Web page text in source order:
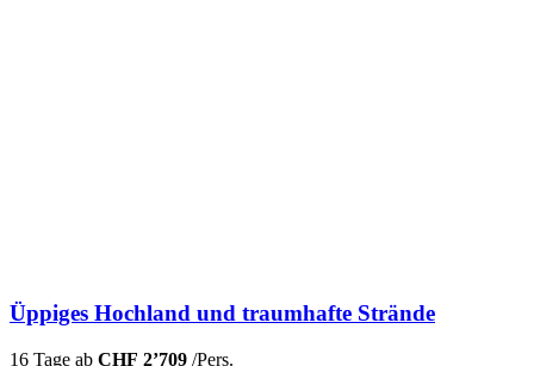
Üppiges Hochland und traumhafte Strände
16 Tage ab CHF 2’709 /Pers.